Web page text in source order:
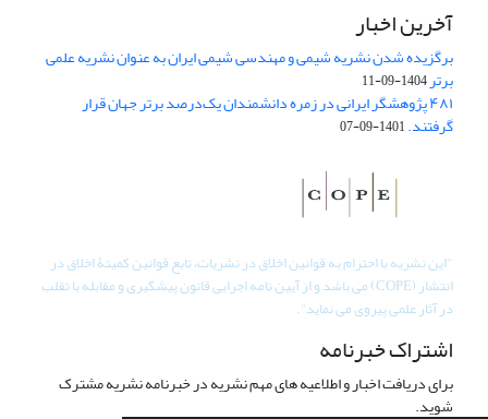
آخرین اخبار
برگزیده شدن نشریه شیمی و مهندسی شیمی ایران به عنوان نشریه علمی
برتر1404-09-11
۴۸۱ پژوهشگر ایرانی در زمره دانشمندان یک‌درصد برتر جهان قرار
گرفتند.1401-09-07
"این نشریه با احترام به قوانین اخلاق در نشریات، تابع قوانین کمیتۀ اخلاق در
انتشار (COPE) می باشد و از آیین نامه اجرایی قانون پیشگیری و مقابله با تقلب
در آثار علمی پیروی می نماید".
اشتراک خبرنامه
برای دریافت اخبار و اطلاعیه های مهم نشریه در خبرنامه نشریه مشترک
شوید.